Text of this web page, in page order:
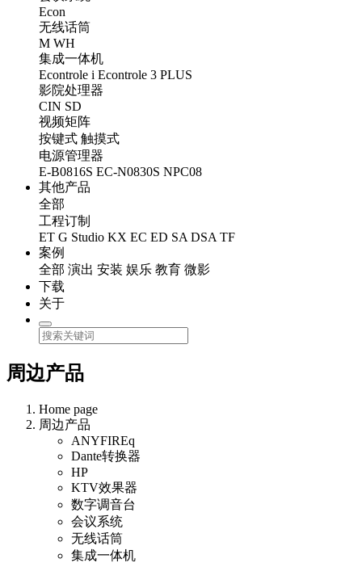
Econ
无线话筒
M WH
集成一体机
Econtrole i Econtrole 3 PLUS
影院处理器
CIN SD
视频矩阵
按键式 触摸式
电源管理器
E-B0816S EC-N0830S NPC08
其他产品
全部
工程订制
ET G Studio KX EC ED SA DSA TF
案例
全部 演出 安装 娱乐 教育 微影
下载
关于
周边产品
Home page
周边产品
ANYFIREq
Dante转换器
HP
KTV效果器
数字调音台
会议系统
无线话筒
集成一体机